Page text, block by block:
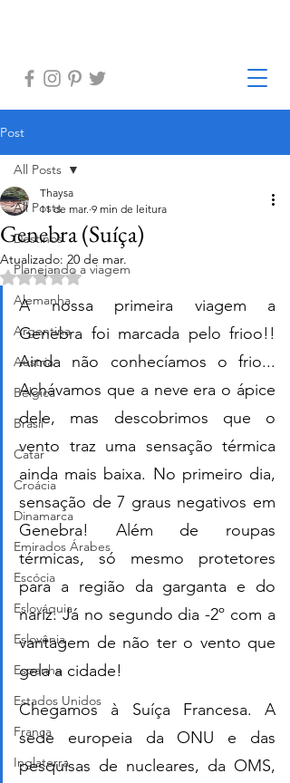
Post
All Posts
Destinos
Planejando a viagem
Alemanha
Argentina
Austria
Bélgica
Brasil
Catar
Croácia
Dinamarca
Emirados Árabes
Escócia
Eslováquia
Eslovênia
Espanha
Estados Unidos
França
Inglaterra
All Posts
Genebra (Suíça)
Thaysa
11 de mar. 9 min de leitura
Atualizado: 20 de mar.
Avaliado com NaN de 5 estrelas.
A nossa primeira viagem a
Genebra foi marcada pelo frioo!!
Ainda não conhecíamos o frio...
Achávamos que a neve era o ápice
dele, mas descobrimos que o
vento traz uma sensação térmica
ainda mais baixa. No primeiro dia,
sensação de 7 graus negativos em
Genebra! Além de roupas
térmicas, só mesmo protetores
para a região da garganta e do
nariz. Já no segundo dia -2º com a
vantagem de não ter o vento que
gela a cidade!
Chegamos à Suíça Francesa. A
sede europeia da ONU e das
pesquisas de nucleares, da OMS,